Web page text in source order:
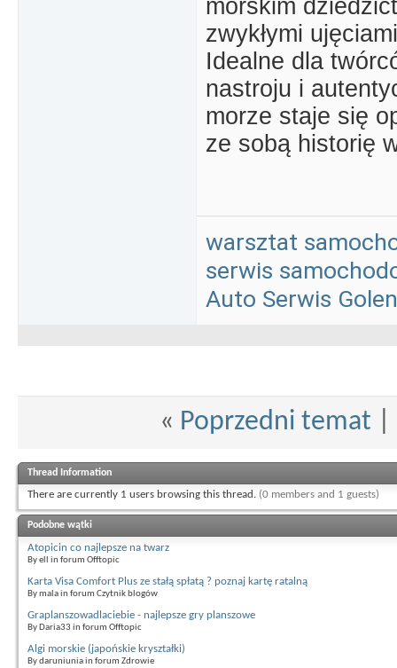
morskim
zwykłymi
Idealne dla
nastroju i
morze staje się
ze sobą historię
warsztat
serwis
Auto Serwis
« Poprzedni temat
Thread Information
There are currently 1 users browsing this thread. (0 members and 1 guests)
Podobne wątki
Atopicin co najlepsze na twarz
By ell in forum Offtopic
Karta Visa Comfort Plus ze stałą spłatą ? poznaj kartę ratalną
By mala in forum Czytnik blogów
Graplanszowadlaciebie - najlepsze gry planszowe
By Daria33 in forum Offtopic
Algi morskie (japońskie kryształki)
By daruniunia in forum Zdrowie